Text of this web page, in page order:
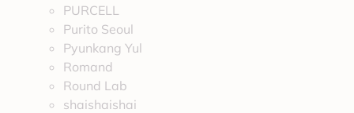
PURCELL
Purito Seoul
Pyunkang Yul
Romand
Round Lab
shaishaishai